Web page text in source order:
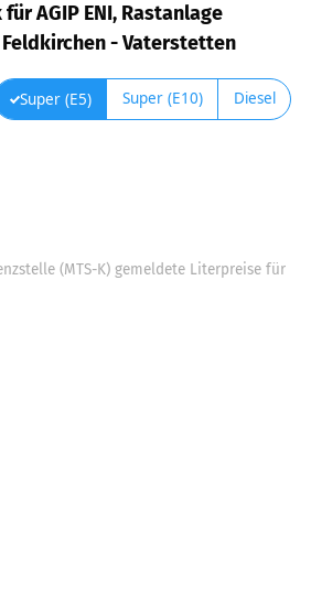
AGIP ENI, Rastanlage
- Vaterstetten
Super (E5) Super (E10) Diesel
(MTS-K) gemeldete Literpreise für